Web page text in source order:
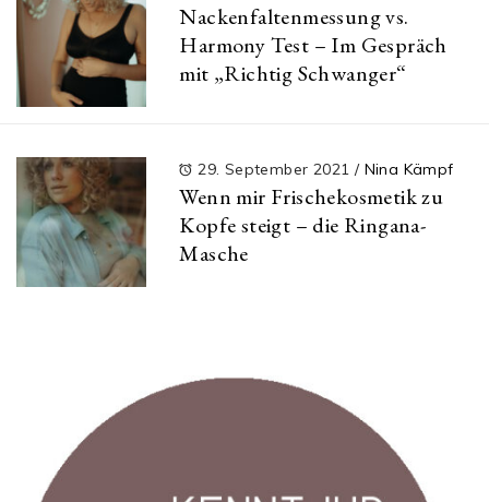
Nackenfaltenmessung vs.
Harmony Test – Im Gespräch
mit „Richtig Schwanger“
29. September 2021 / Nina Kämpf
Wenn mir Frischekosmetik zu
Kopfe steigt – die Ringana-
Masche